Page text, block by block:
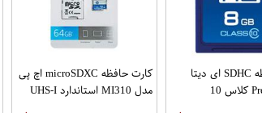
کارت حافظه SDHC ای دیتا
مدل Premier کلاس 10
کارت حافظه microSDXC اچ پی
مدل MI310 استاندارد UHS-I